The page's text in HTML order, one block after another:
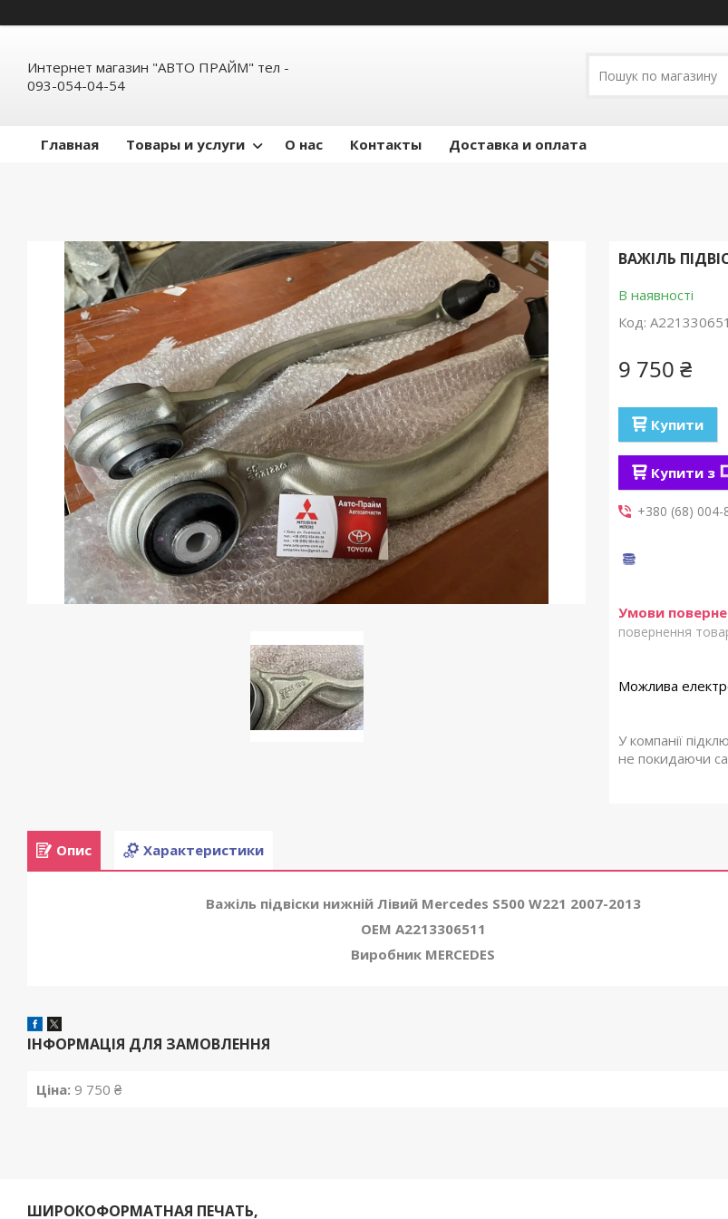
Интернет магазин "АВТО ПРАЙМ" тел -
093-054-04-54
Главная Товары и услуги О нас Контакты Доставка и оплата
ВАЖІЛЬ
В наявності
Код:
9 750 ₴
Купити
Купити з
+380 (68) 004-
повернення
У компанії
не покидаючи
Опис Характеристики
Важіль підвіски нижній Лівий Mercedes S500 W221 2007-2013
OEM A2213306511
Виробник MERCEDES
ІНФОРМАЦІЯ ДЛЯ ЗАМОВЛЕННЯ
Ціна: 9 750 ₴
ШИРОКОФОРМАТНАЯ ПЕЧАТЬ,